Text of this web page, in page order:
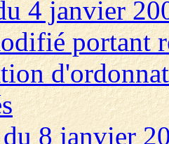
4 janvier
portant
8 janvier